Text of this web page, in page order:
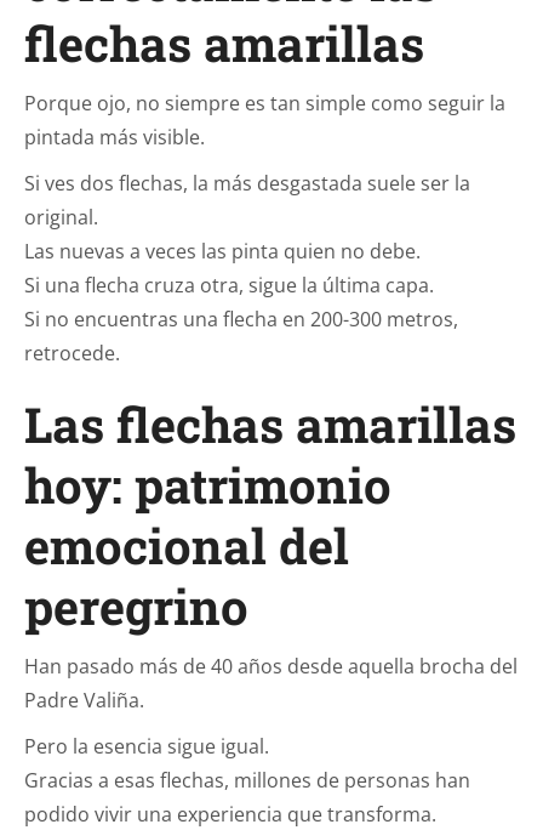
flechas amarillas
Porque ojo, no siempre es tan simple como seguir la
pintada más visible.
Si ves dos flechas, la más desgastada suele ser la
original.
Las nuevas a veces las pinta quien no debe.
Si una flecha cruza otra, sigue la última capa.
Si no encuentras una flecha en 200-300 metros,
retrocede.
Las flechas amarillas
hoy: patrimonio
emocional del
peregrino
Han pasado más de 40 años desde aquella brocha del
Padre Valiña.
Pero la esencia sigue igual.
Gracias a esas flechas, millones de personas han
podido vivir una experiencia que transforma.